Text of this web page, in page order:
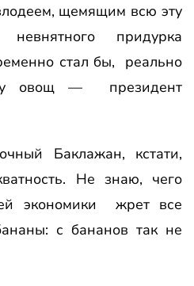
щемящим всю эту
невнятного придурка
стал бы, реально
овощ — президент
Баклажан, кстати,
Не знаю, чего
экономики жрет все
с бананов так не